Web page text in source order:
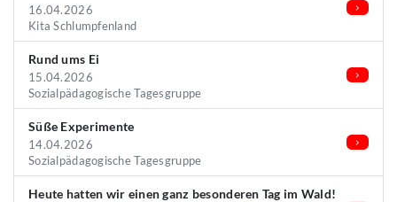
16.04.2026
Kita Schlumpfenland
Rund ums Ei
15.04.2026
Sozialpädagogische Tagesgruppe
Süße Experimente
14.04.2026
Sozialpädagogische Tagesgruppe
Heute hatten wir einen ganz besonderen Tag im Wald!